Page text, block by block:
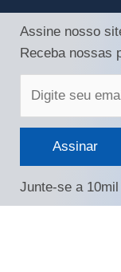
Assine nosso
Receba nossas
Digite
seu
Assinar
Junte-se a